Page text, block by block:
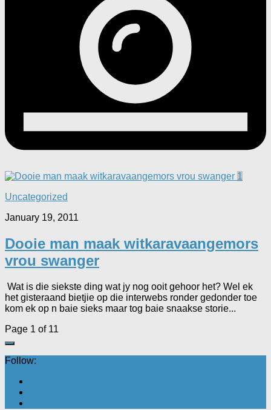
1
Uncategorized
January 19, 2011
Dooie man maak witkaravaangemors
vrou swanger
Wat is die siekste ding wat jy nog ooit gehoor het? Wel ek
het gisteraand bietjie op die interwebs ronder gedonder toe
kom ek op n baie sieks maar tog baie snaakse storie...
Page 1 of 11
Follow: